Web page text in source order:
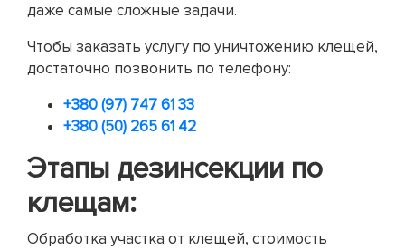
даже самые сложные задачи.
Чтобы заказать услугу по уничтожению клещей,
достаточно позвонить по телефону:
+380 (97) 747 61 33
+380 (50) 265 61 42
Этапы дезинсекции по
клещам:
Обработка участка от клещей, стоимость